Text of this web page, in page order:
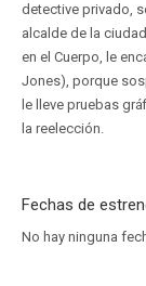
detective privado,
alcalde de la
en el Cuerpo, le
Jones), porque
le lleve pruebas
la reelección.
Fechas de
No hay ninguna